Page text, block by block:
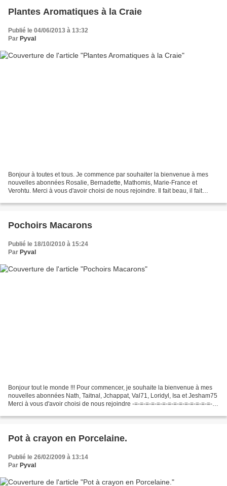
Plantes Aromatiques à la Craie
Publié le 04/06/2013 à 13:32
Par Pyval
Bonjour à toutes et tous. Je commence par souhaiter la bienvenue à mes
nouvelles abonnées Rosalie, Bernadette, Mathomis, Marie-France et
Verohtu. Merci à vous d'avoir choisi de nous rejoindre. Il fait beau, il fait
Pochoirs Macarons
Publié le 18/10/2010 à 15:24
Par Pyval
Bonjour tout le monde !!! Pour commencer, je souhaite la bienvenue à mes
nouvelles abonnées Nath, Taitnal, Jchappat, Val71, Loridyl, Isa et Jesham75
Merci à vous d'avoir choisi de nous rejoindre -=-=-=-=-=-=-=-=-=-=-=-=-=-=-=-
Pot à crayon en Porcelaine.
Publié le 26/02/2009 à 13:14
Par Pyval